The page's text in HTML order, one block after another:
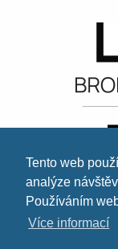
Tento web
analýze
Používáním
Více informací